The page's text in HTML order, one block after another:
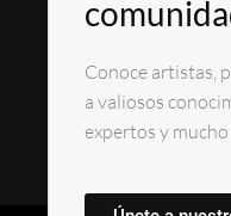
Conoce artistas,
a valiosos
expertos y